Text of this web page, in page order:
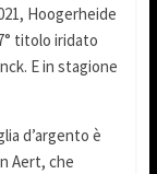
Hoogerheide
titolo iridato
E in stagione
d’argento è
Aert, che